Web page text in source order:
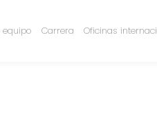
equipo Carrera Oficinas